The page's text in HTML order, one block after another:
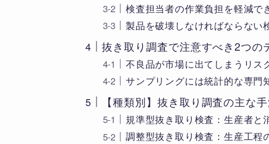
検査担当者の作業負担を軽減で
製品を破壊しなければならない
抜き取り調査で注意すべき2つの
不良品が市場に出てしまうリス
サンプリングには統計的な専門
【種類別】抜き取り調査の主な
規準型抜き取り検査：生産者
調整型抜き取り検査：生産工程